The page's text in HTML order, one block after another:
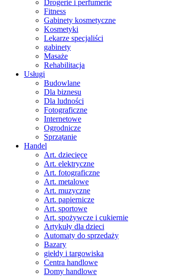
Drogerie i perfumerie
Fitness
Gabinety kosmetyczne
Kosmetyki
Lekarze specjaliści
gabinety
Masaże
Rehabilitacja
Usługi
Budowlane
Dla biznesu
Dla ludności
Fotograficzne
Internetowe
Ogrodnicze
Sprzątanie
Handel
Art. dziecięce
Art. elektryczne
Art. fotograficzne
Art. metalowe
Art. muzyczne
Art. papiernicze
Art. sportowe
Art. spożywcze i cukiernie
Artykuły dla dzieci
Automaty do sprzedaży
Bazary
giełdy i targowiska
Centra handlowe
Domy handlowe